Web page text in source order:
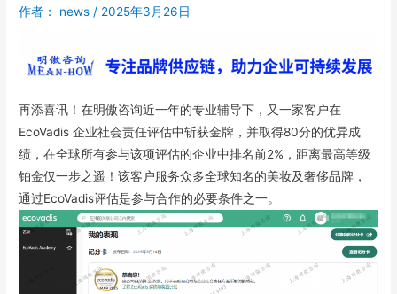
作者： news / 2025年3月26日
再添喜讯！在明傲咨询近一年的专业辅导下，又一家客户在
EcoVadis 企业社会责任评估中斩获金牌，并取得80分的优异成
绩，在全球所有参与该项评估的企业中排名前2%，距离最高等级
铂金仅一步之遥！该客户服务众多全球知名的美妆及奢侈品牌，
通过EcoVadis评估是参与合作的必要条件之一。